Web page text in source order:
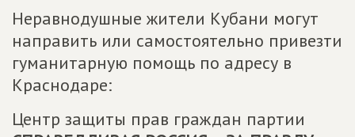
Неравнодушные жители Кубани могут
направить или самостоятельно привезти
гуманитарную помощь по адресу в
Краснодаре:
Центр защиты прав граждан партии